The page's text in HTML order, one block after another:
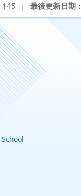
最後更新日期：
145 |